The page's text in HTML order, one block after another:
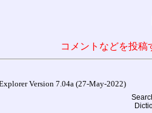
コメントなどを投
Version 7.04a (27-May-2022)